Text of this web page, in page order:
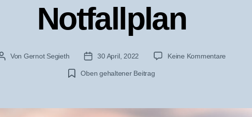
Notfallplan
Beitragsautor
Von Gernot Segieth Veröffentlichungsdatum
30 April, 2022 Keine Kommentare
Oben gehaltener Beitrag